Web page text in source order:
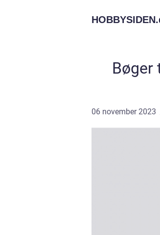
HOBBYSIDEN.
Bøger
06 november 2023